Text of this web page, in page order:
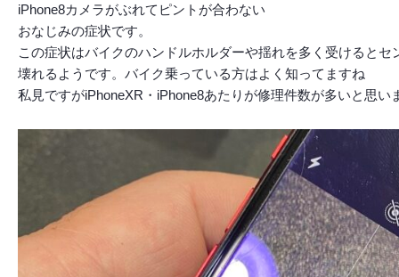
iPhone8カメラがぶれてピントが合わない
おなじみの症状です。
この症状はバイクのハンドルホルダーや揺れを多く受けるとセ
壊れるようです。バイク乗っている方はよく知ってますね
私見ですがiPhoneXR・iPhone8あたりが修理件数が多いと思い